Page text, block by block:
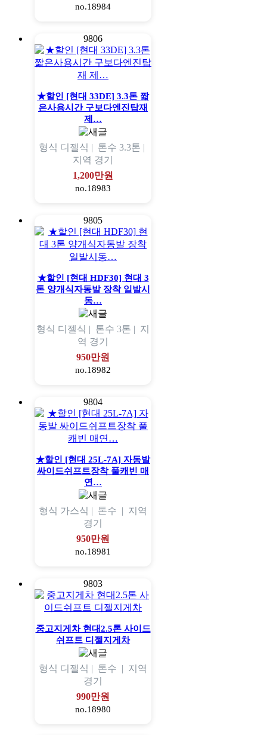
no.18984
9806
★할인 [현대 33DE] 3.3톤 짧
은사용시간 구보다엔진탑재
제…
형식 디젤식 | 톤수 3.3톤 |
지역 경기
1,200만원
no.18983
9805
★할인 [현대 HDF30] 현대 3
톤 양개식자동발 장착 일발시
동…
형식 디젤식 | 톤수 3톤 | 지
역 경기
950만원
no.18982
9804
★할인 [현대 25L-7A] 자동발
싸이드쉬프트장착 풀캐빈 매
연…
형식 가스식 | 톤수 | 지역
경기
950만원
no.18981
9803
중고지게차 현대2.5톤 사이드
쉬프트 디젤지게차
형식 디젤식 | 톤수 | 지역
경기
990만원
no.18980